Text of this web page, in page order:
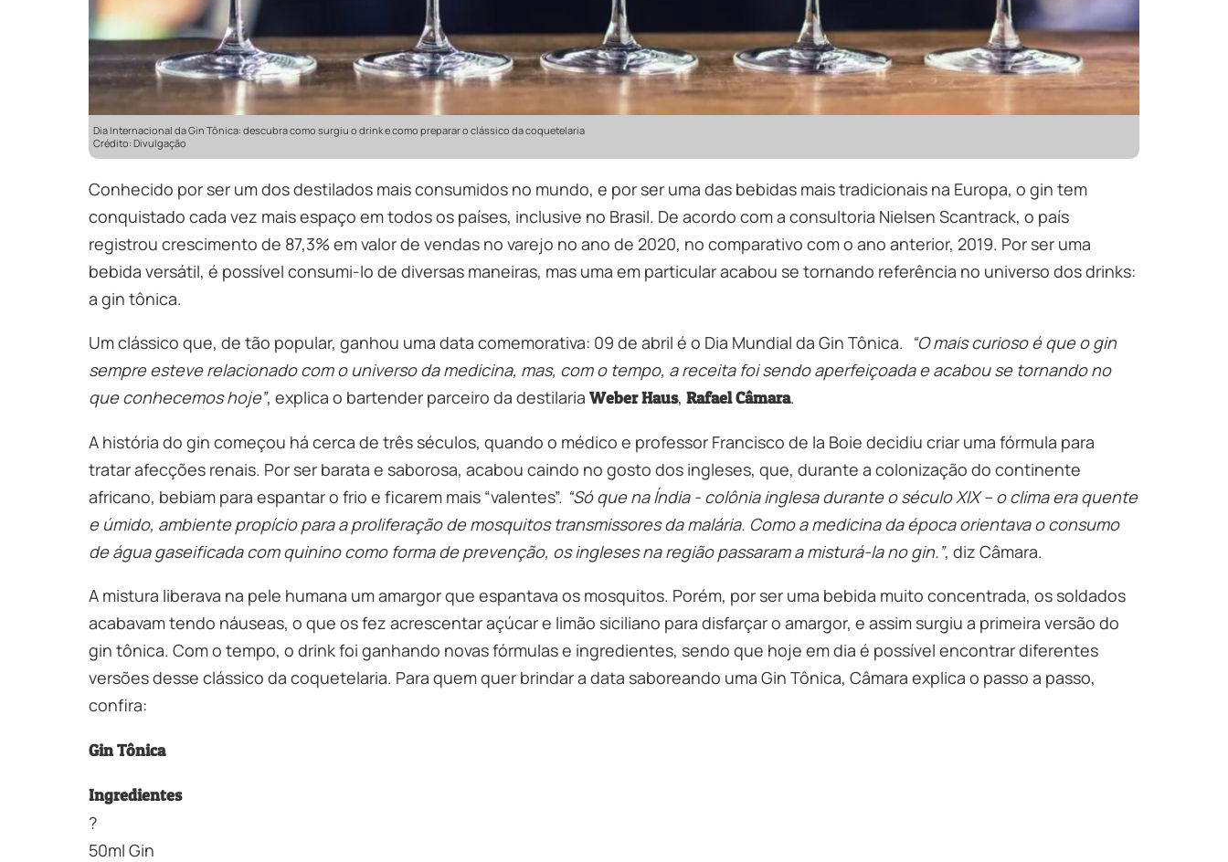
Dia Internacional da Gin Tônica: descubra como surgiu o drink e como preparar o clássico da coquetelaria
Crédito: Divulgação
Conhecido por ser um dos destilados mais consumidos no mundo, e por ser uma das bebidas mais tradicionais na Europa, o gin tem
conquistado cada vez mais espaço em todos os países, inclusive no Brasil. De acordo com a consultoria Nielsen Scantrack, o país
registrou crescimento de 87,3% em valor de vendas no varejo no ano de 2020, no comparativo com o ano anterior, 2019. Por ser uma
bebida versátil, é possível consumi-lo de diversas maneiras, mas uma em particular acabou se tornando referência no universo dos drinks:
a gin tônica.
Um clássico que, de tão popular, ganhou uma data comemorativa: 09 de abril é o Dia Mundial da Gin Tônica. “O mais curioso é que o gin
sempre esteve relacionado com o universo da medicina, mas, com o tempo, a receita foi sendo aperfeiçoada e acabou se tornando no
que conhecemos hoje”, explica o bartender parceiro da destilaria Weber Haus, Rafael Câmara.
A história do gin começou há cerca de três séculos, quando o médico e professor Francisco de la Boie decidiu criar uma fórmula para
tratar afecções renais. Por ser barata e saborosa, acabou caindo no gosto dos ingleses, que, durante a colonização do continente
africano, bebiam para espantar o frio e ficarem mais “valentes”. “Só que na Índia - colônia inglesa durante o século XIX – o clima era quente
e úmido, ambiente propício para a proliferação de mosquitos transmissores da malária. Como a medicina da época orientava o consumo
de água gaseificada com quinino como forma de prevenção, os ingleses na região passaram a misturá-la no gin.”, diz Câmara.
A mistura liberava na pele humana um amargor que espantava os mosquitos. Porém, por ser uma bebida muito concentrada, os soldados
acabavam tendo náuseas, o que os fez acrescentar açúcar e limão siciliano para disfarçar o amargor, e assim surgiu a primeira versão do
gin tônica. Com o tempo, o drink foi ganhando novas fórmulas e ingredientes, sendo que hoje em dia é possível encontrar diferentes
versões desse clássico da coquetelaria. Para quem quer brindar a data saboreando uma Gin Tônica, Câmara explica o passo a passo,
confira:
Gin Tônica
Ingredientes
?
50ml Gin